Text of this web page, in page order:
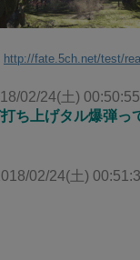
http://fate.5ch.net/test/
02/24(土)
ち上げタル爆弾っ
02/24(土)